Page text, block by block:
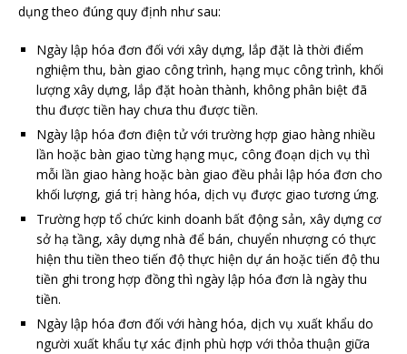
dụng theo đúng quy định như sau:
Ngày lập hóa đơn đối với xây dựng, lắp đặt là thời điểm
nghiệm thu, bàn giao công trình, hạng mục công trình, khối
lượng xây dựng, lắp đặt hoàn thành, không phân biệt đã
thu được tiền hay chưa thu được tiền.
Ngày lập hóa đơn điện tử với trường hợp giao hàng nhiều
lần hoặc bàn giao từng hạng mục, công đoạn dịch vụ thì
mỗi lần giao hàng hoặc bàn giao đều phải lập hóa đơn cho
khối lượng, giá trị hàng hóa, dịch vụ được giao tương ứng.
Trường hợp tổ chức kinh doanh bất động sản, xây dựng cơ
sở hạ tầng, xây dựng nhà để bán, chuyển nhượng có thực
hiện thu tiền theo tiến độ thực hiện dự án hoặc tiến độ thu
tiền ghi trong hợp đồng thì ngày lập hóa đơn là ngày thu
tiền.
Ngày lập hóa đơn đối với hàng hóa, dịch vụ xuất khẩu do
người xuất khẩu tự xác định phù hợp với thỏa thuận giữa